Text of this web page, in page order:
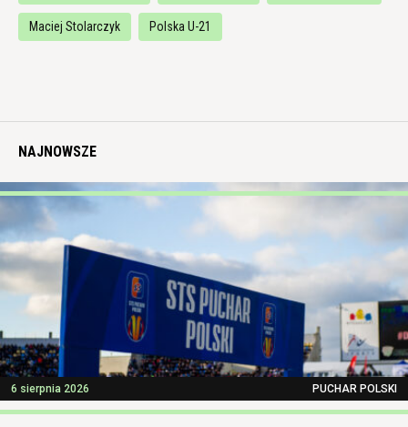
Maciej Stolarczyk Polska U-21
NAJNOWSZE
6 sierpnia 2026 PUCHAR POLSKI